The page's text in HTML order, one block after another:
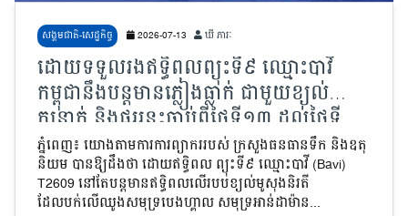
សង្គមជាតិ-សេដ្ឋកិច្ច 2026-07-13 ឃី ភារៈ
ដោយទទួលរងឥទ្ធិពលព្យុះទី៩ ឈ្មោះបាវី
កម្ពុជានឹងបន្តមានភ្លៀងធ្លាក់ ជាមួយខ្យល់
កន្ត្រាក់ និងផ្គររន្ទះចាប់ពីថ្ងៃទី១៣ ដល់ថ្ងៃទី
១៥ កក្កដា
ភ្នំពេញ៖ យោងតាមការការព្យាកររបស់ ក្រសួងធនធានទឹក និងឧតុ
និយម បានឱ្យដឹងថា ដោយឥទ្ធិពល ព្យុះទី៩ ឈ្មោះបាវី (Bavi)
T2609 នៅតែបន្តមានឥទ្ធិពលលើរបបខ្យល់មូសុងនិរតី
ដែលបក់លើឈូងសមុទ្របេងហ្គាល សមុទ្រអាន់ដាម៉ាន...